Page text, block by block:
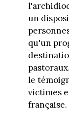
un
qu'un
le
victimes
française.